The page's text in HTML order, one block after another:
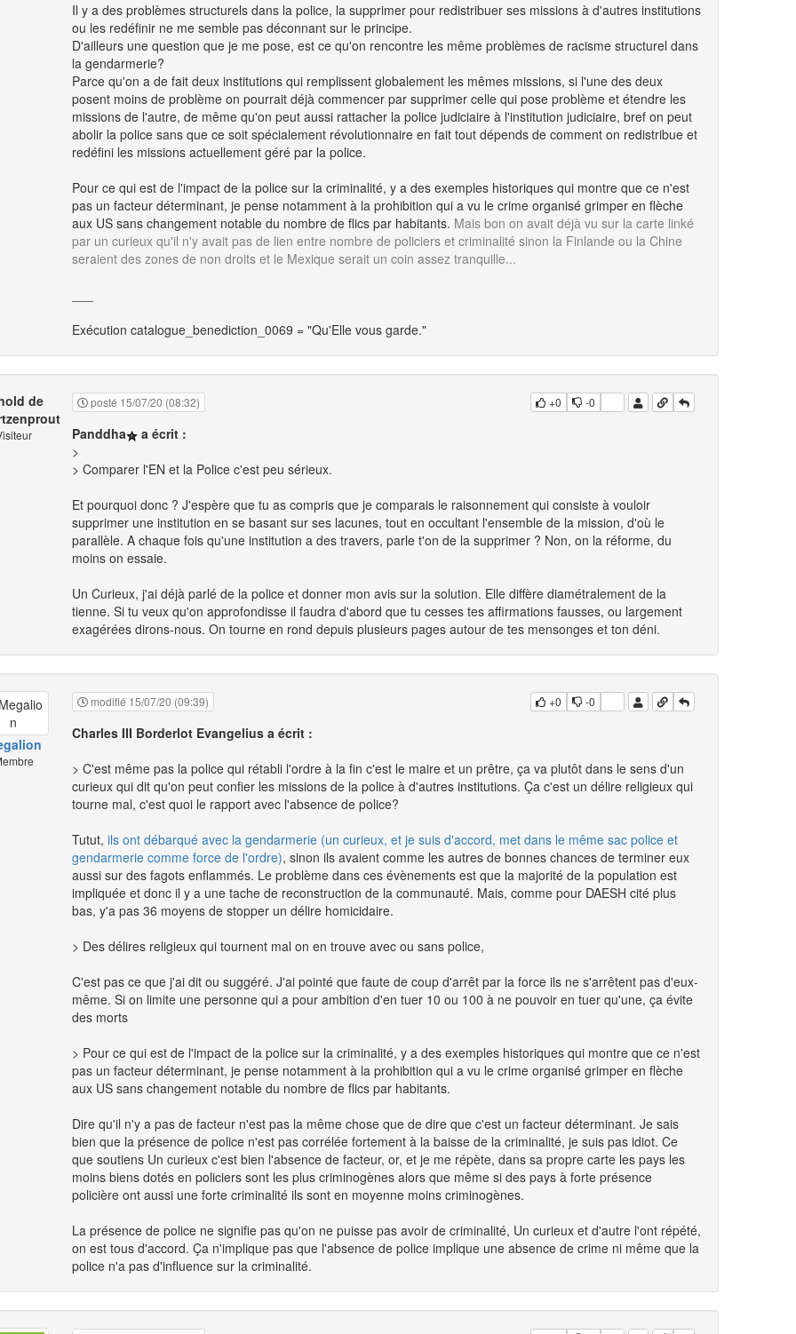
Il y a des problèmes structurels dans la police, la supprimer pour redistribuer ses missions à d'autres institutions
ou les redéfinir ne me semble pas déconnant sur le principe.
D'ailleurs une question que je me pose, est ce qu'on rencontre les même problèmes de racisme structurel dans
la gendarmerie?
Parce qu'on a de fait deux institutions qui remplissent globalement les mêmes missions, si l'une des deux
posent moins de problème on pourrait déjà commencer par supprimer celle qui pose problème et étendre les
missions de l'autre, de même qu'on peut aussi rattacher la police judiciaire à l'institution judiciaire, bref on peut
abolir la police sans que ce soit spécialement révolutionnaire en fait tout dépends de comment on redistribue et
redéfini les missions actuellement géré par la police.
Pour ce qui est de l'impact de la police sur la criminalité, y a des exemples historiques qui montre que ce n'est
pas un facteur déterminant, je pense notamment à la prohibition qui a vu le crime organisé grimper en flèche
aux US sans changement notable du nombre de flics par habitants. Mais bon on avait déjà vu sur la carte linké
par un curieux qu'il n'y avait pas de lien entre nombre de policiers et criminalité sinon la Finlande ou la Chine
seraient des zones de non droits et le Mexique serait un coin assez tranquille...
Exécution catalogue_benediction_0069 = "Qu'Elle vous garde."
de
posté 15/07/20 (08:32) +0 -0
Panddha
a écrit :
>
> Comparer l'EN et la Police c'est peu sérieux.
Et pourquoi donc ? J'espère que tu as compris que je comparais le raisonnement qui consiste à vouloir
supprimer une institution en se basant sur ses lacunes, tout en occultant l'ensemble de la mission, d'où le
parallèle. A chaque fois qu'une institution a des travers, parle t'on de la supprimer ? Non, on la réforme, du
moins on essaie.
Un Curieux, j'ai déjà parlé de la police et donner mon avis sur la solution. Elle diffère diamétralement de la
tienne. Si tu veux qu'on approfondisse il faudra d'abord que tu cesses tes affirmations fausses, ou largement
exagérées dirons-nous. On tourne en rond depuis plusieurs pages autour de tes mensonges et ton déni.
modifié 15/07/20 (09:39) +0 -0
Charles III Borderlot Evangelius a écrit :
> C'est même pas la police qui rétabli l'ordre à la fin c'est le maire et un prêtre, ça va plutôt dans le sens d'un
curieux qui dit qu'on peut confier les missions de la police à d'autres institutions. Ça c'est un délire religieux qui
tourne mal, c'est quoi le rapport avec l'absence de police?
Tutut, ils ont débarqué avec la gendarmerie (un curieux, et je suis d'accord, met dans le même sac police et
gendarmerie comme force de l'ordre), sinon ils avaient comme les autres de bonnes chances de terminer eux
aussi sur des fagots enflammés. Le problème dans ces évènements est que la majorité de la population est
impliquée et donc il y a une tache de reconstruction de la communauté. Mais, comme pour DAESH cité plus
bas, y'a pas 36 moyens de stopper un délire homicidaire.
> Des délires religieux qui tournent mal on en trouve avec ou sans police,
C'est pas ce que j'ai dit ou suggéré. J'ai pointé que faute de coup d'arrêt par la force ils ne s'arrêtent pas d'eux-
même. Si on limite une personne qui a pour ambition d'en tuer 10 ou 100 à ne pouvoir en tuer qu'une, ça évite
des morts
> Pour ce qui est de l'impact de la police sur la criminalité, y a des exemples historiques qui montre que ce n'est
pas un facteur déterminant, je pense notamment à la prohibition qui a vu le crime organisé grimper en flèche
aux US sans changement notable du nombre de flics par habitants.
Dire qu'il n'y a pas de facteur n'est pas la même chose que de dire que c'est un facteur déterminant. Je sais
bien que la présence de police n'est pas corrélée fortement à la baisse de la criminalité, je suis pas idiot. Ce
que soutiens Un curieux c'est bien l'absence de facteur, or, et je me répète, dans sa propre carte les pays les
moins biens dotés en policiers sont les plus criminogènes alors que même si des pays à forte présence
policière ont aussi une forte criminalité ils sont en moyenne moins criminogènes.
La présence de police ne signifie pas qu'on ne puisse pas avoir de criminalité, Un curieux et d'autre l'ont répété,
on est tous d'accord. Ça n'implique pas que l'absence de police implique une absence de crime ni même que la
police n'a pas d'influence sur la criminalité.